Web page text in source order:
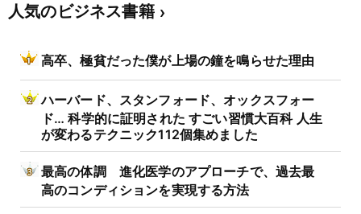
人気のビジネス書籍
高卒、極貧だった僕が上場の鐘を鳴らせた理由
ハーバード、スタンフォード、オックスフォー
ド… 科学的に証明された すごい習慣大百科 人生
が変わるテクニック112個集めました
最高の体調 進化医学のアプローチで、過去最
高のコンディションを実現する方法